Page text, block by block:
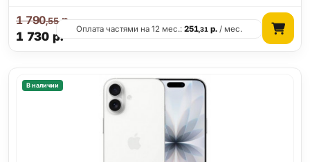
1 730 р.
1 790,55р.
Оплата частями на 12 мес.:251,31 р. / мес.
В наличии